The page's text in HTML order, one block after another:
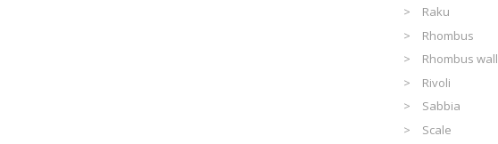
Raku
Rhombus
Rhombus wall
Rivoli
Sabbia
Scale